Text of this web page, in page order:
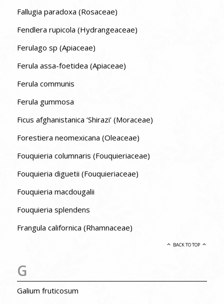
Fallugia paradoxa (Rosaceae)
Fendlera rupicola (Hydrangeaceae)
Ferulago sp (Apiaceae)
Ferula assa-foetidea (Apiaceae)
Ferula communis
Ferula gummosa
Ficus afghanistanica ‘Shirazi’ (Moraceae)
Forestiera neomexicana (Oleaceae)
Fouquieria columnaris (Fouquieriaceae)
Fouquieria diguetii (Fouquieriaceae)
Fouquieria macdougalii
Fouquieria splendens
Frangula californica (Rhamnaceae)
BACK TO TOP
G
Galium fruticosum